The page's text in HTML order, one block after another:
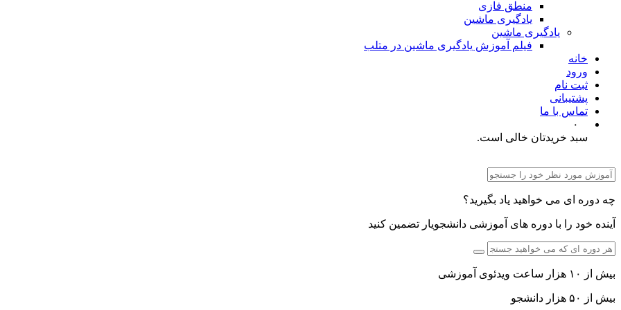
منطق فازی
یادگیری ماشین
یادگیری ماشین
فیلم آموزش یادگیری ماشین در متلب
خانه
ورود
ثبت نام
پشتیبانی
تماس با ما
۰
سبد خریدتان خالی است.
چه دوره ای می خواهید یاد بگیرید؟
آینده خود را با دوره های آموزشی دانشجویار تضمین کنید
بیش از ۱۰ هزار ساعت ویدئوی آموزشی
بیش از ۵۰ هزار دانشجو